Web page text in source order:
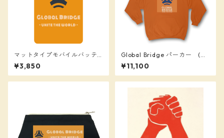
マットタイプモバイルバッテ
リー (4000mAh)
¥3,850
Global Bridge パーカー (オ
レンジ) 背番号「１２」入り
¥11,100